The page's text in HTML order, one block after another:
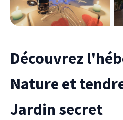
Découvrez
Nature et
Jardin secret